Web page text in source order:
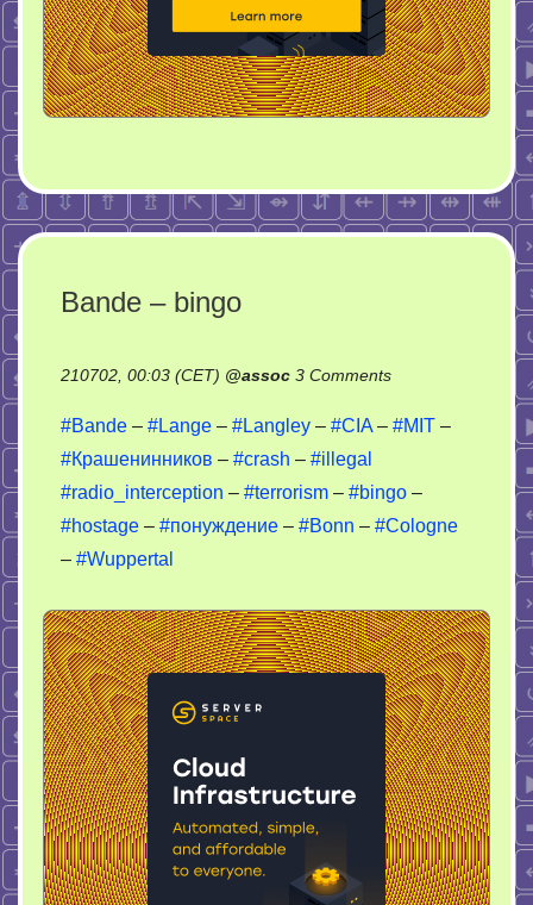
Bande – bingo
210702, 00:03 (CET) @assoc 3 Commentson
–
#Bande – #Lange – #Langley – #CIA – #MIT –
#Крашенинников – #crash – #illegal
#radio_interception – #terrorism – #bingo –
#hostage – #понуждение – #Bonn – #Cologne
– #Wuppertal